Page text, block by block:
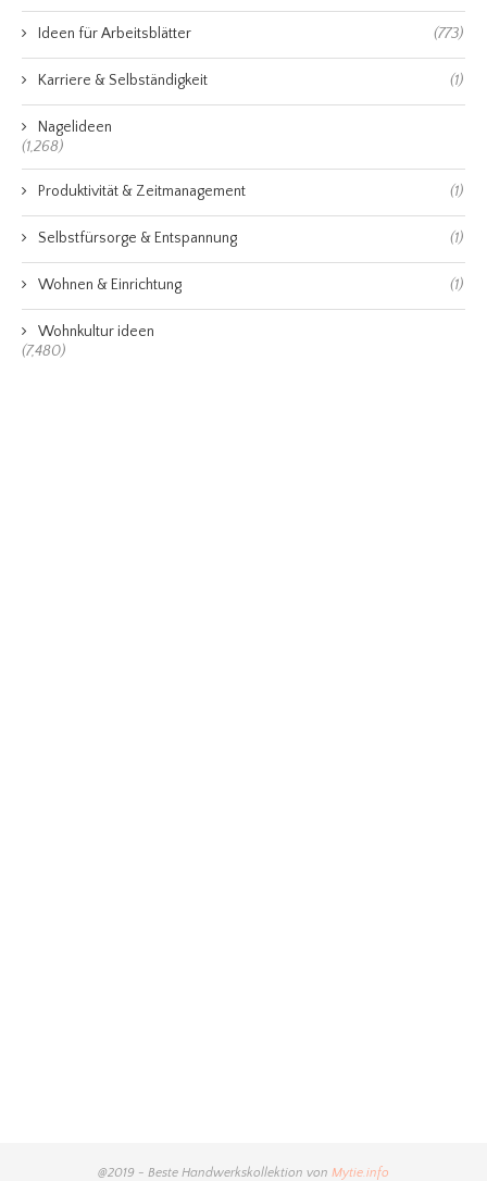
Ideen für Arbeitsblätter (773)
Karriere & Selbständigkeit (1)
Nagelideen
(1,268)
Produktivität & Zeitmanagement (1)
Selbstfürsorge & Entspannung (1)
Wohnen & Einrichtung (1)
Wohnkultur ideen
(7,480)
@2019 - Beste Handwerkskollektion von Mytie.info